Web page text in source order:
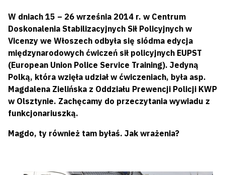
W dniach 15 – 26 września 2014 r. w Centrum
Doskonalenia Stabilizacyjnych Sił Policyjnych w
Vicenzy we Włoszech odbyła się siódma edycja
międzynarodowych ćwiczeń sił policyjnych EUPST
(European Union Police Service Training). Jedyną
Polką, która wzięła udział w ćwiczeniach, była asp.
Magdalena Zielińska z Oddziału Prewencji Policji KWP
w Olsztynie. Zachęcamy do przeczytania wywiadu z
funkcjonariuszką.
Magdo, ty również tam byłaś. Jak wrażenia?